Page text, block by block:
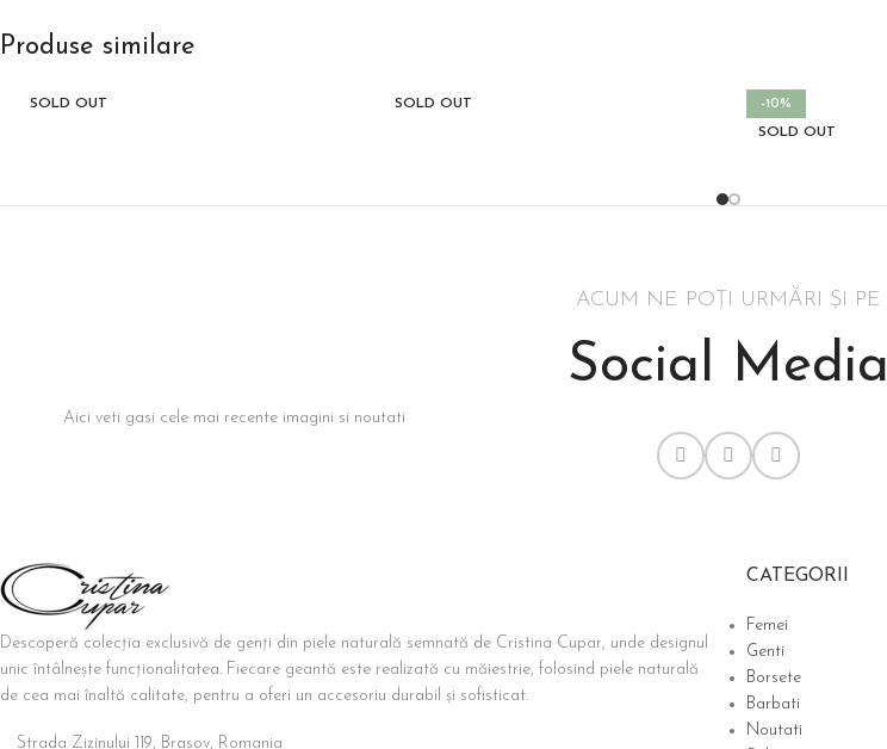
Produse similare
SOLD OUT SOLD OUT
-10%
SOLD OUT
ACUM NE POȚI URMĂRI ȘI PE
Social Media
Aici veti gasi cele mai recente imagini si noutati
Descoperă colecția exclusivă de genți din piele naturală semnată de Cristina Cupar, unde designul
unic întâlnește funcționalitatea. Fiecare geantă este realizată cu măiestrie, folosind piele naturală
de cea mai înaltă calitate, pentru a oferi un accesoriu durabil și sofisticat.
Strada Zizinului 119, Brasov, Romania
CATEGORII
Femei
Genti
Borsete
Barbati
Noutati